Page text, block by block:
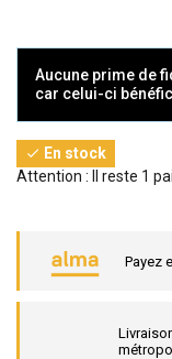
Aucune prime de
car celui-ci
 En stock
Attention : Il reste 1
Payez